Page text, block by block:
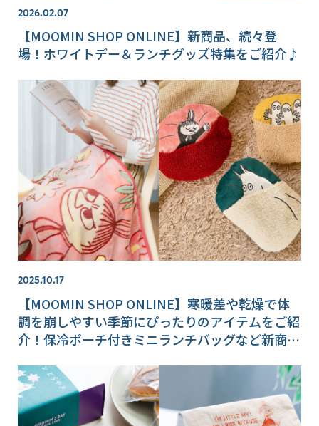
2026.02.07
【MOOMIN SHOP ONLINE】新商品、続々登
場！ホワイトデー＆ランチグッズ特集をご紹介♪
2025.10.17
【MOOMIN SHOP ONLINE】寒暖差や乾燥で体
調を崩しやすい季節にぴったりのアイテムをご紹
介！保冷ポーチ付きミニランチバッグなど新商品